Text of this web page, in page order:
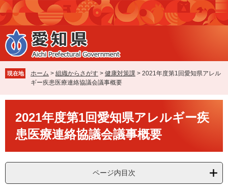
ペ
ー
ジ
の
先
で
す
メ
ニ
ュ
ー
を
ば
し
本
現在地 ホーム > 組織からさがす > 健康対策課 > 2021年度第1回愛知県アレル
ギー疾患医療連絡協議会議事概要
2021年度第1回愛知県アレルギー疾
患医療連絡協議会議事概要
ページ内目次